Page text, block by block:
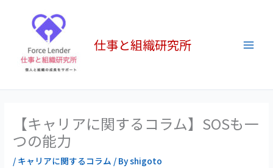
プ
仕事と組織研究所
【キャリアに関するコラム】SOSも一
つの能力
/ キャリアに関するコラム / Byshigoto